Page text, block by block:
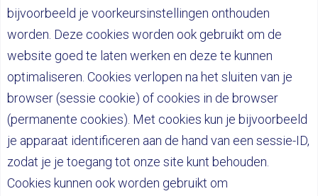
bijvoorbeeld je voorkeursinstellingen onthouden
worden. Deze cookies worden ook gebruikt om de
website goed te laten werken en deze te kunnen
optimaliseren. Cookies verlopen na het sluiten van je
browser (sessie cookie) of cookies in de browser
(permanente cookies). Met cookies kun je bijvoorbeeld
je apparaat identificeren aan de hand van een sessie-ID,
zodat je je toegang tot onze site kunt behouden.
Cookies kunnen ook worden gebruikt om